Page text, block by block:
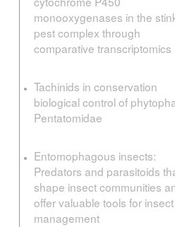
monooxygenases in the
pest complex through
comparative transcriptomics
Tachinids in conservation
biological control of
Pentatomidae
Entomophagous insects:
Predators and parasitoids
shape insect communities
offer valuable tools for
management